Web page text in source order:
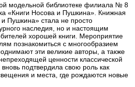
модельной библиотеке филиала № 8
«Книги Носова и Пушкина». Книжная
Пушкина» стала не просто
наследия, но и настоящим
хорошей книги. Мероприятие
познакомиться с многообразием
эти великие авторы, а также
ценности классической
подтвердила свою роль как
и места, где рождаются новые